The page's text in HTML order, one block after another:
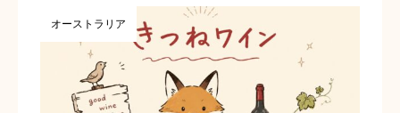
オーストラリア